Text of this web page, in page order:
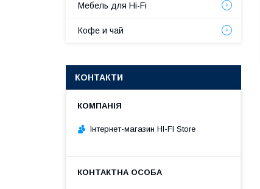
Мебель для Hi-Fi
Кофе и чай
КОНТАКТИ
Інтернет-магазин HI-FI Store